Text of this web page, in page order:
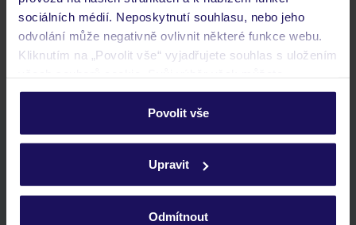
sociálních médií. Neposkytnutí souhlasu, nebo jeho
odvolání může negativně ovlivnit některé funkce webu.
Kliknutím na „Povolit vše“ vyjadřujete souhlas s uložením
personalizovat v sekci „Personalizace“.
Podrobné informace o souborech cookie naleznete v
ochrany osobních údajů.
Povolit vše
Upravit
Odmítnout
Kam jít po přistání a vyzvednutí zavazadel?
Zobrazit další
Stáhněte si bezplatnou aplikaci TUI
rychlé vyhledávání a prohlížení nabídek
historie vyhledávání a naposledy zobrazené nabídky
kontakt s TUI a všechny informace o tvé rezervaci v myTUI